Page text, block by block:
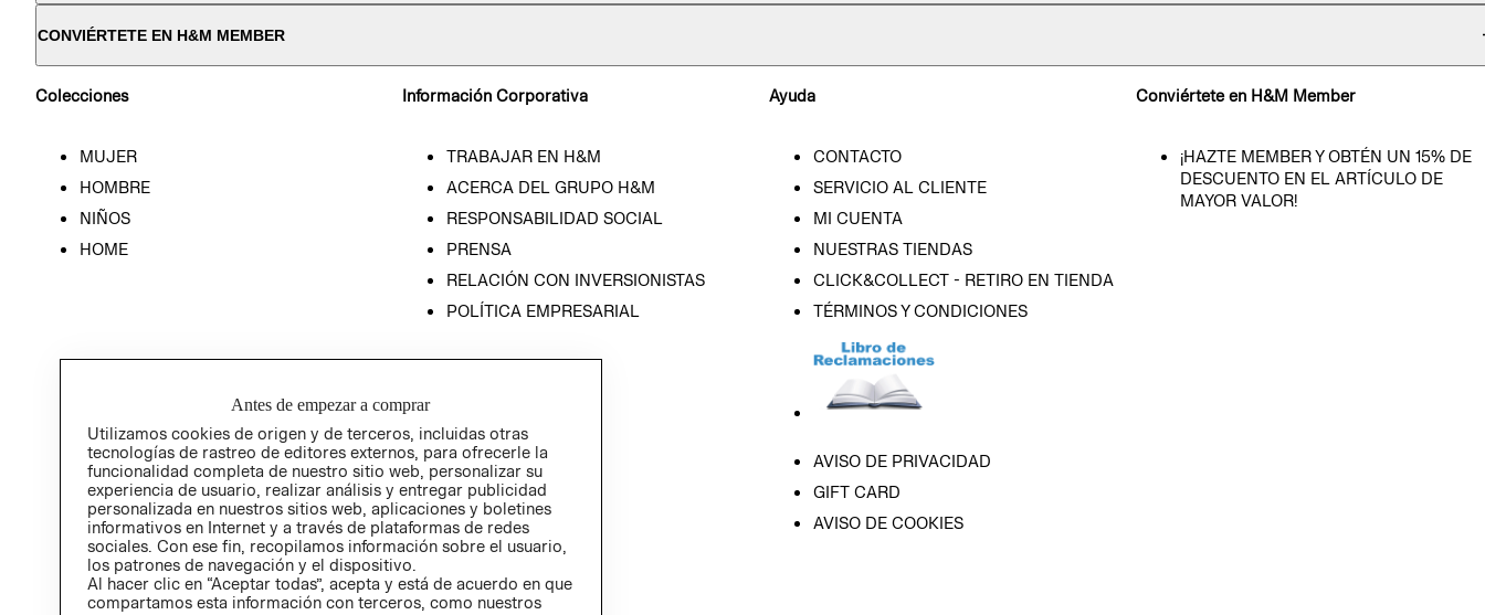
CONVIÉRTETE EN H&M MEMBER
Colecciones
MUJER
HOMBRE
NIÑOS
HOME
Información Corporativa
TRABAJAR EN H&M
ACERCA DEL GRUPO H&M
RESPONSABILIDAD SOCIAL
PRENSA
RELACIÓN CON INVERSIONISTAS
POLÍTICA EMPRESARIAL
Ayuda
CONTACTO
SERVICIO AL CLIENTE
MI CUENTA
NUESTRAS TIENDAS
CLICK&COLLECT - RETIRO EN TIENDA
TÉRMINOS Y CONDICIONES
AVISO DE PRIVACIDAD
GIFT CARD
AVISO DE COOKIES
Conviértete en H&M Member
¡HAZTE MEMBER Y OBTÉN UN 15% DE
DESCUENTO EN EL ARTÍCULO DE
MAYOR VALOR!
Antes de empezar a comprar
Utilizamos cookies de origen y de terceros, incluidas otras
tecnologías de rastreo de editores externos, para ofrecerle la
funcionalidad completa de nuestro sitio web, personalizar su
experiencia de usuario, realizar análisis y entregar publicidad
personalizada en nuestros sitios web, aplicaciones y boletines
informativos en Internet y a través de plataformas de redes
sociales. Con ese fin, recopilamos información sobre el usuario,
los patrones de navegación y el dispositivo.
Al hacer clic en “Aceptar todas”, acepta y está de acuerdo en que
compartamos esta información con terceros, como nuestros